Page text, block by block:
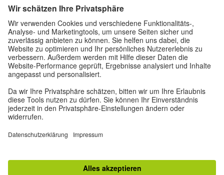
80333 München
deutschstunde@goethe.de
Hilfreiche Links
Weitere Websites
Datenschutz und Barrierefreiheit